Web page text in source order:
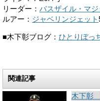
リーダー： バスザイル・マ
ルアー： ジャベリンジェット
■木下彰ブログ： ひとりぼっ
関連記事
木下彰